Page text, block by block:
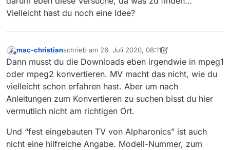
Vielleicht hast du noch eine Idee?
mac-christianschrieb am 26. Juli 2020, 08:11
zuletzt editiert von mac-christian
Dann musst du die Downloads eben irgendwie in mpeg1
oder mpeg2 konvertieren. MV macht das nicht, wie du
vielleicht schon erfahren hast. Aber um nach
Anleitungen zum Konvertieren zu suchen bisst du hier
vermutlich nicht am richtigen Ort.
Und “fest eingebauten TV von Alpharonics” ist auch
nicht eine hilfreiche Angabe. Modell-Nummer, zum